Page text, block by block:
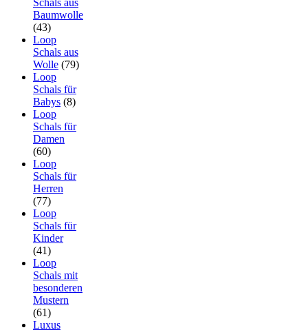
Schals aus
Baumwolle
(43)
Loop
Schals aus
Wolle (79)
Loop
Schals für
Babys (8)
Loop
Schals für
Damen
(60)
Loop
Schals für
Herren
(77)
Loop
Schals für
Kinder
(41)
Loop
Schals mit
besonderen
Mustern
(61)
Luxus